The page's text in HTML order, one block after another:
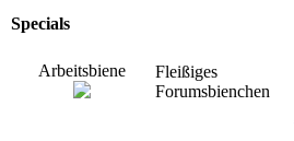
Specials
Arbeitsbiene
Fleißiges
Forumsbienchen